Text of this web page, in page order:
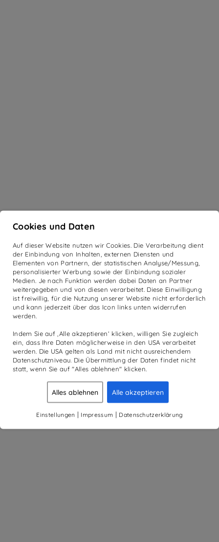
Cookies und Daten
Auf dieser Website nutzen wir Cookies. Die Verarbeitung dient
der Einbindung von Inhalten, externen Diensten und
Elementen von Partnern, der statistischen Analyse/Messung,
personalisierter Werbung sowie der Einbindung sozialer
Medien. Je nach Funktion werden dabei Daten an Partner
weitergegeben und von diesen verarbeitet. Diese Einwilligung
ist freiwillig, für die Nutzung unserer Website nicht erforderlich
und kann jederzeit über das Icon links unten widerrufen
werden.
Indem Sie auf ‚Alle akzeptieren‘ klicken, willigen Sie zugleich
ein, dass Ihre Daten möglicherweise in den USA verarbeitet
werden. Die USA gelten als Land mit nicht ausreichendem
Datenschutzniveau. Die Übermittlung der Daten findet nicht
statt, wenn Sie auf "Alles ablehnen" klicken.
Alles ablehnen Alle akzeptieren
Einstellungen | Impressum | Datenschutzerklärung